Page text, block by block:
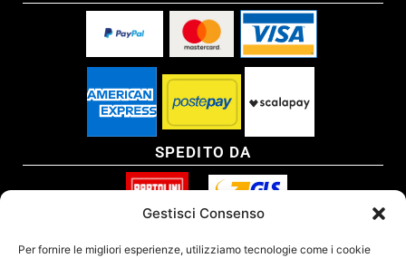
Gestisci Consenso
Per fornire le migliori esperienze, utilizziamo tecnologie come i cookie
SPEDITO DA